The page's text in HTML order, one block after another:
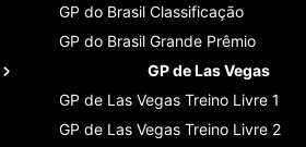
GP do Brasil Classificaçāo
GP do Brasil Grande Prêmio
GP de Las Vegas
GP de Las Vegas Treino Livre 1
GP de Las Vegas Treino Livre 2